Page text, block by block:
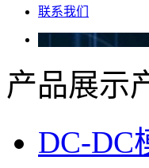
联系我们
产品展示
DC-DC